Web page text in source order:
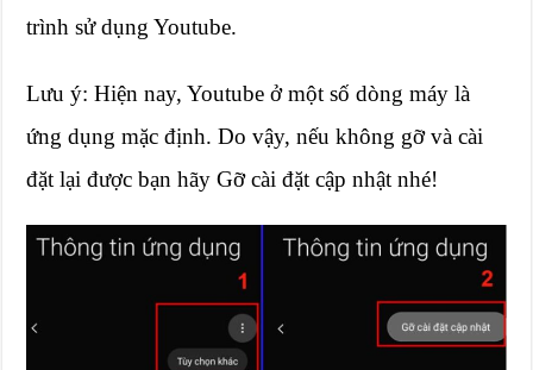
trình sử dụng Youtube.
Lưu ý: Hiện nay, Youtube ở một số dòng máy là
ứng dụng mặc định. Do vậy, nếu không gỡ và cài
đặt lại được bạn hãy Gỡ cài đặt cập nhật nhé!